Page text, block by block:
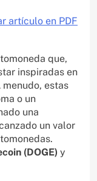
artículo en PDF
que,
inspiradas en
estas
o un
una
un valor
(DOGE) y